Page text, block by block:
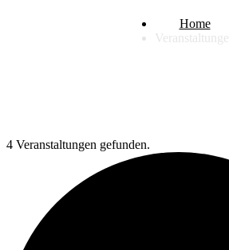
Home
Veranstaltungen
4 Veranstaltungen gefunden.